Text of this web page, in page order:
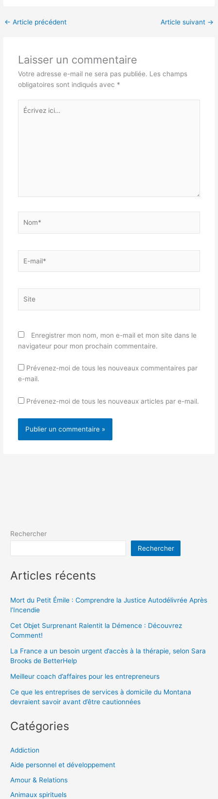
← Article précédent Article suivant →
Laisser un commentaire
Votre adresse e-mail ne sera pas publiée. Les champs
obligatoires sont indiqués avec *
Écrivez
ici…
mail*
Enregistrer mon nom, mon e-mail et mon site dans le
navigateur pour mon prochain commentaire.
Prévenez-moi de tous les nouveaux commentaires par
e-mail.
Prévenez-moi de tous les nouveaux articles par e-mail.
Rechercher
Rechercher
Articles récents
Mort du Petit Émile : Comprendre la Justice Autodélivrée Après
l’Incendie
Cet Objet Surprenant Ralentit la Démence : Découvrez
Comment!
La France a un besoin urgent d’accès à la thérapie, selon Sara
Brooks de BetterHelp
Meilleur coach d’affaires pour les entrepreneurs
Ce que les entreprises de services à domicile du Montana
devraient savoir avant d’être cautionnées
Catégories
Addiction
Aide personnel et développement
Amour & Relations
Animaux spirituels